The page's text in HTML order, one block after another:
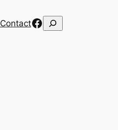
ContactLien sur Facebook Cross-RollingRechercher